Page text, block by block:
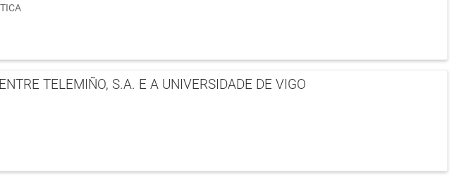
TELEMIÑO, S.A. E A UNIVERSIDADE DE VIGO